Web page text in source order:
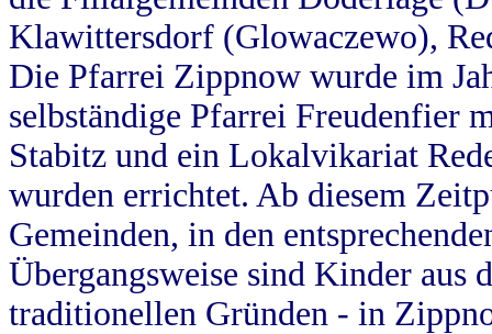
Klawittersdorf (Glowaczewo),
Die Pfarrei Zippnow wurde im
selbständige Pfarrei Freudenfier
Stabitz und ein Lokalvikariat
wurden errichtet. Ab diesem
Gemeinden, in den
Übergangsweise sind Kinder aus
traditionellen Gründen - in